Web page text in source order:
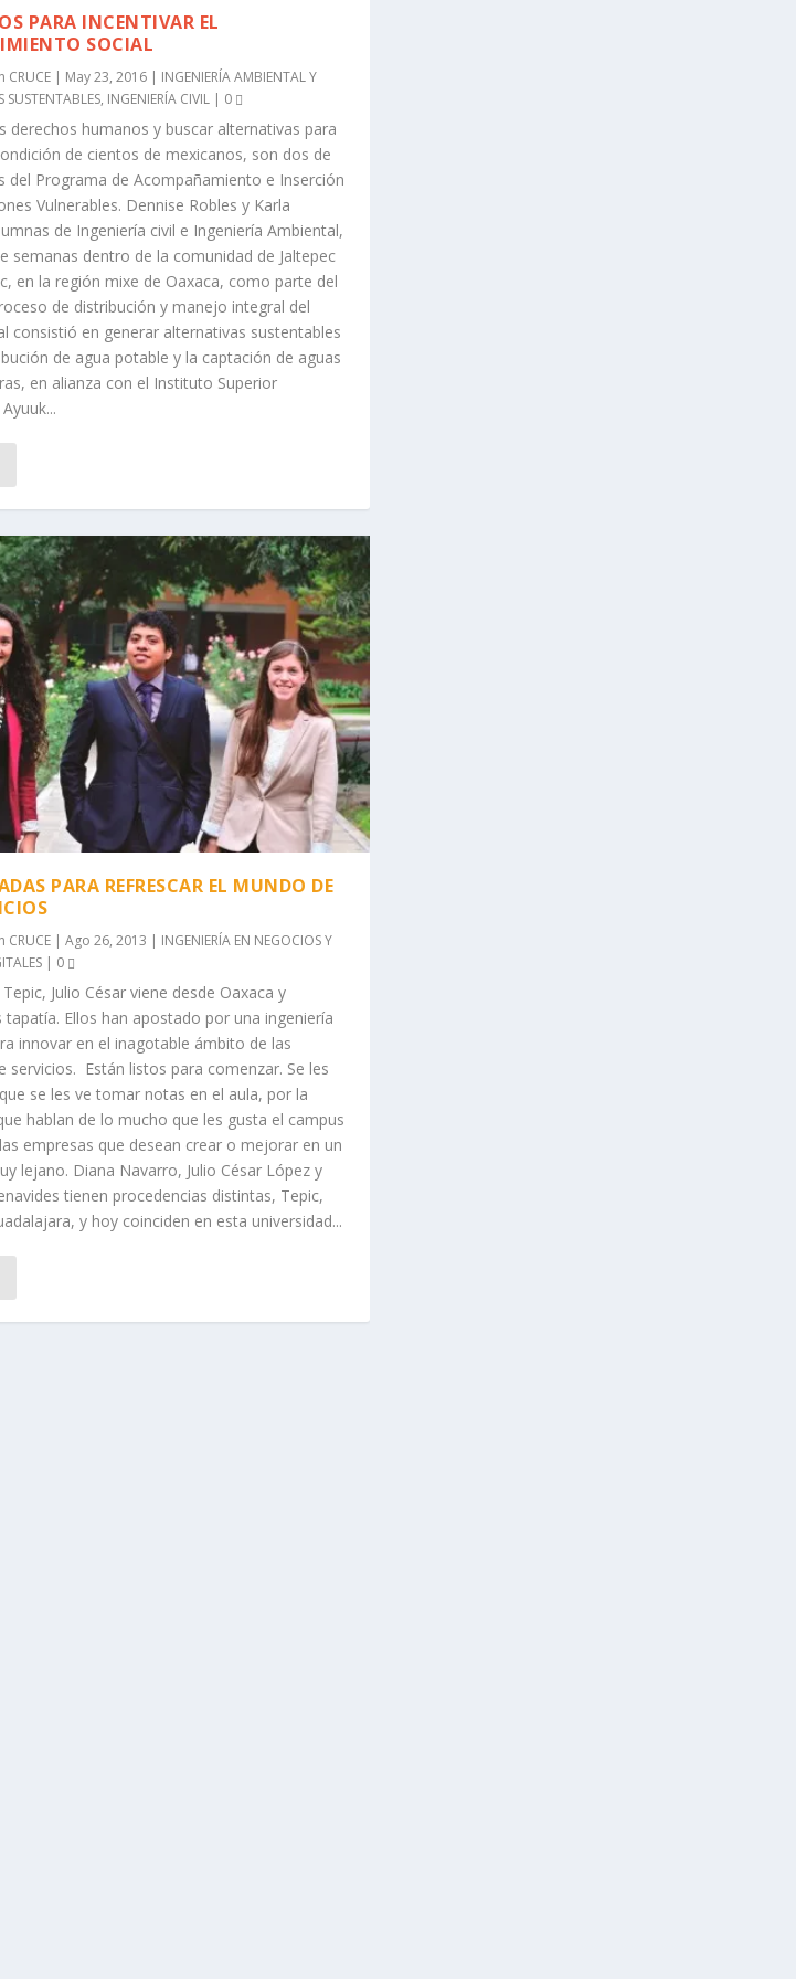
PARA INCENTIVAR EL
SOCIAL
CRUCE| May 23, 2016| INGENIERÍA AMBIENTAL Y
, INGENIERÍA CIVIL| 0
derechos humanos y buscar alternativas para
de cientos de mexicanos, son dos de
del Programa de Acompañamiento e Inserción
Vulnerables. Dennise Robles y Karla
de Ingeniería civil e Ingeniería Ambiental,
semanas dentro de la comunidad de Jaltepec
en la región mixe de Oaxaca, como parte del
de distribución y manejo integral del
consistió en generar alternativas sustentables
de agua potable y la captación de aguas
en alianza con el Instituto Superior
PARA REFRESCAR EL MUNDO DE
CRUCE| Ago 26, 2013 | INGENIERÍA EN NEGOCIOS Y
| 0
Julio César viene desde Oaxaca y
tapatía. Ellos han apostado por una ingeniería
innovar en el inagotable ámbito de las
servicios. Están listos para comenzar. Se les
se les ve tomar notas en el aula, por la
hablan de lo mucho que les gusta el campus
empresas que desean crear o mejorar en un
lejano. Diana Navarro, Julio César López y
tienen procedencias distintas, Tepic,
y hoy coinciden en esta universidad...